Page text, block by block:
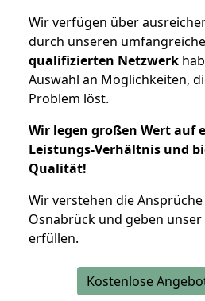
Wir verfügen über
durch unseren
qualifizierten Netzwerk
Auswahl an Möglichkeiten,
Problem löst.
Wir legen großen Wert auf
Leistungs-Verhältnis und
Qualität!
Wir verstehen die
Osnabrück und geben unser
erfüllen.
Kostenlose